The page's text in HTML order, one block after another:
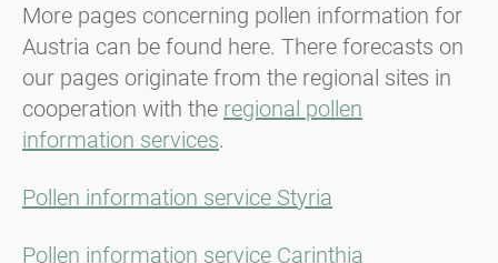
More pages concerning pollen information for
Austria can be found here. There forecasts on
our pages originate from the regional sites in
cooperation with the regional pollen
information services.
Pollen information service Styria
Pollen information service Carinthia